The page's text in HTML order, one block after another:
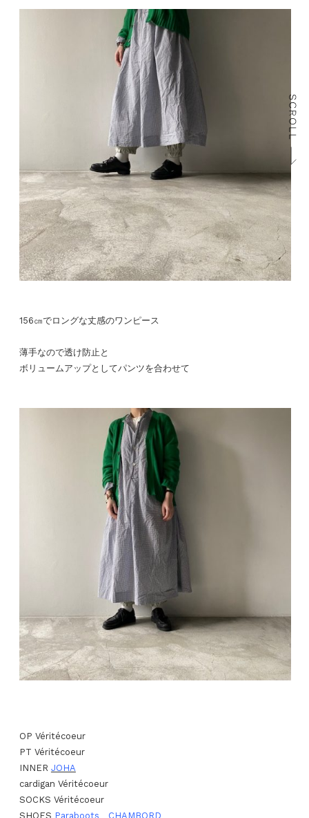
156㎝でロングな丈感のワンピース
薄手なので透け防止と
ボリュームアップとしてパンツを合わせて
OP Véritécoeur
PT Véritécoeur
INNER JOHA
cardigan Véritécoeur
SOCKS Véritécoeur
SHOES Paraboots CHAMBORD